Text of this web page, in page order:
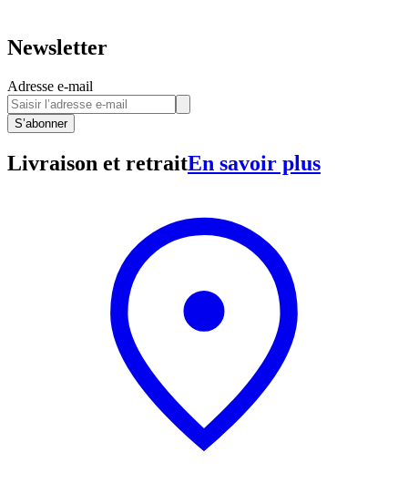
Newsletter
Adresse e-mail
S’abonner
Livraison et retraitEn savoir plus